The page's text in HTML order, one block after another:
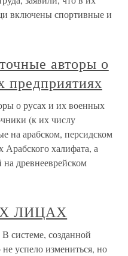
включены спортивные и
авторы о
предприятиях
о русах и их военных
(к их числу
на арабском, персидском
Арабского халифата, а
на древнееврейском
ЛИЦАХ
созданной
успело измениться, но